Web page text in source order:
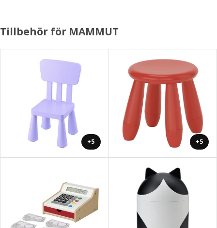
Tillbehör för MAMMUT
+5 +5